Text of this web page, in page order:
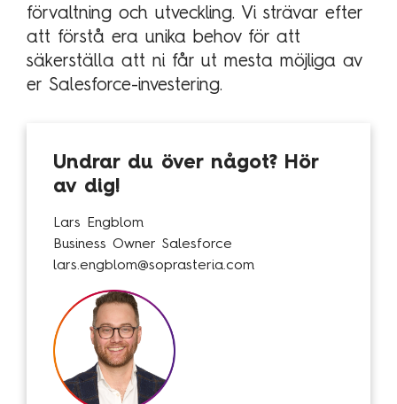
Medlemsorganisationer
Myndigheter
Transport & fordon
Kundcase
Om oss
Hållbarhet
Mångfald
Utmärkelser
Våra kontor
Vår historia
Sopra Steria Global
Sopra Banking Software
Sopra HR Software
förvaltning och utveckling. Vi strävar efter
att förstå era unika behov för att
säkerställa att ni får ut mesta möjliga av
er Salesforce-investering.
Undrar du över något? Hör
av dig!
Lars Engblom
Business Owner Salesforce
lars.engblom@soprasteria.com